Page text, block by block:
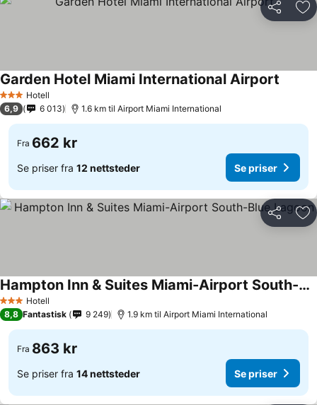
Del
3 StjernerHotell
Garden Hotel Miami International Airport
6,9 6 013 1.6 km til Airport Miami International
Fra 662 kr
Se priser fra 12 nettsteder Se priser
Del
3 StjernerHotell
Hampton Inn & Suites Miami-Airport South-Blue Lagoon
8,8 Fantastisk 9 249 1.9 km til Airport Miami International
Fra 863 kr
Se priser fra 14 nettsteder Se priser